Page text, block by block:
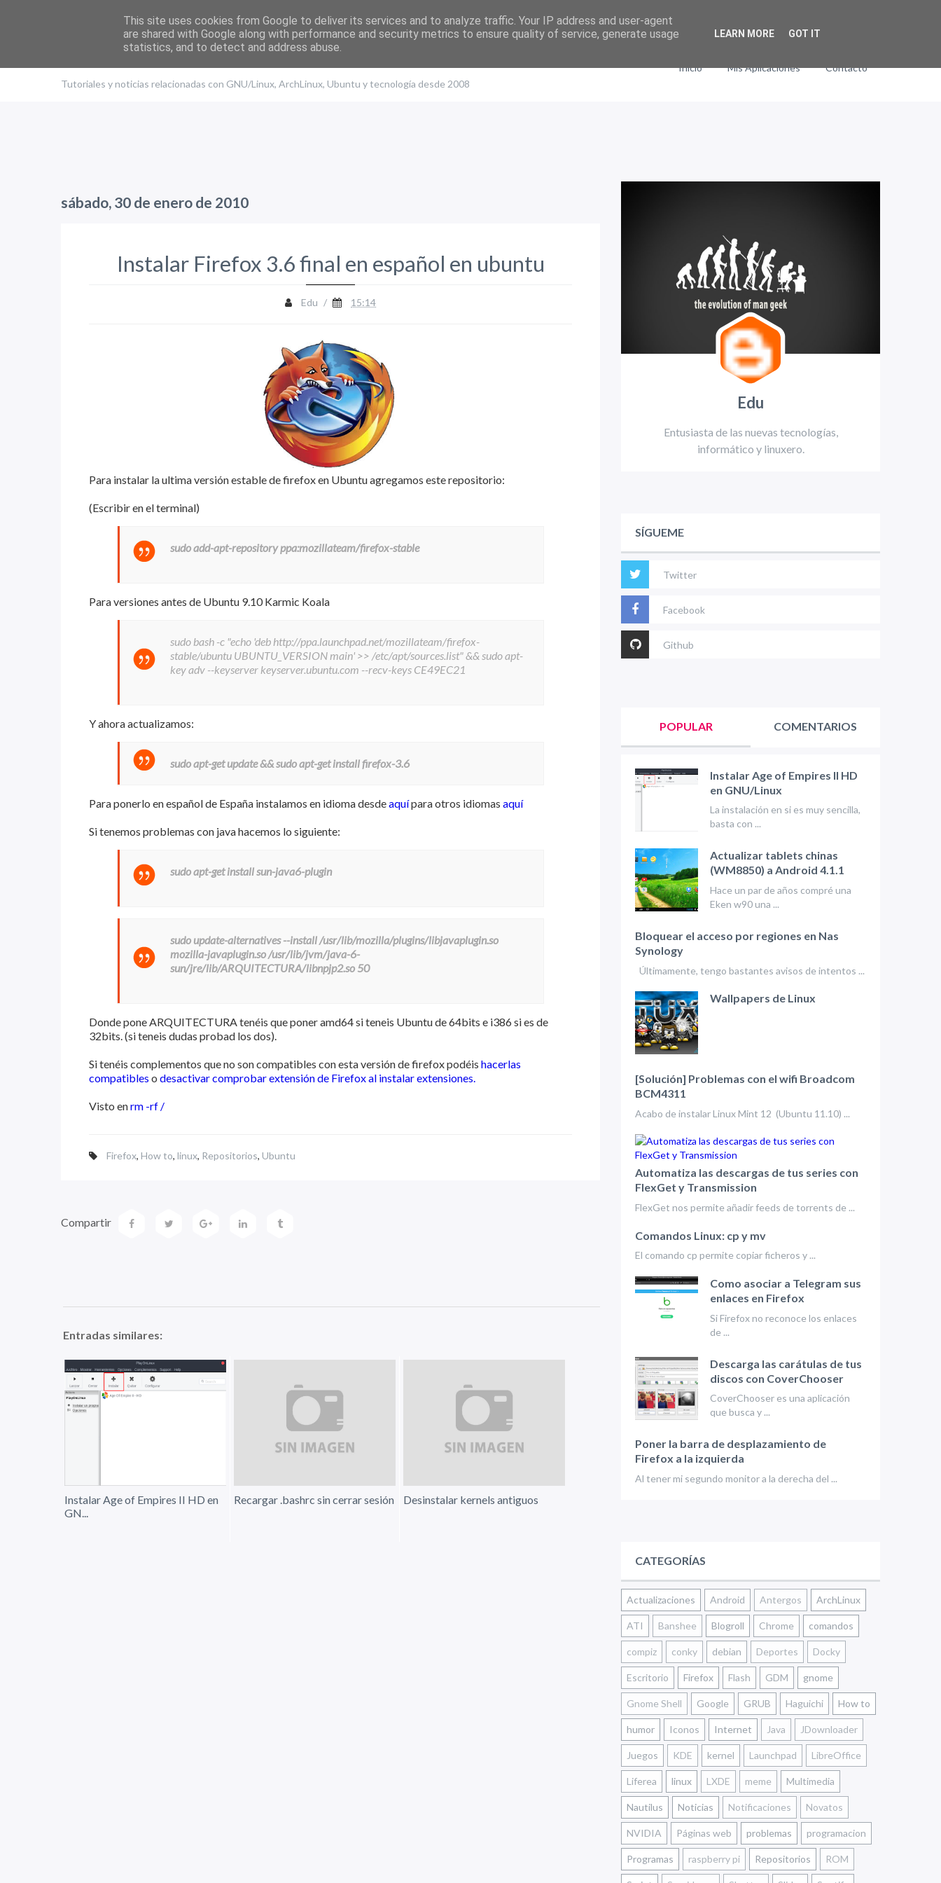
El blog de Edu
Tutoriales y noticias relacionadas con GNU/Linux, ArchLinux, Ubuntu y tecnología desde 2008
Inicio Mis Aplicaciones Contacto
sábado, 30 de enero de 2010
Instalar Firefox 3.6 final en español en ubuntu
Edu / 15:14
Para instalar la ultima versión estable de firefox en Ubuntu agregamos este repositorio:
(Escribir en el terminal)
sudo add-apt-repository ppa:mozillateam/firefox-stable
Para versiones antes de Ubuntu 9.10 Karmic Koala
sudo bash -c "echo 'deb http://ppa.launchpad.net/mozillateam/firefox-
stable/ubuntu UBUNTU_VERSION main' >> /etc/apt/sources.list" && sudo apt-
key adv --keyserver keyserver.ubuntu.com --recv-keys CE49EC21
Y ahora actualizamos:
sudo apt-get update && sudo apt-get install firefox-3.6
Para ponerlo en español de España instalamos en idioma desdeaquípara otros idiomas aquí
Si tenemos problemas con java hacemos lo siguiente:
sudo apt-get install sun-java6-plugin
sudo update-alternatives --install /usr/lib/mozilla/plugins/libjavaplugin.so
mozilla-javaplugin.so /usr/lib/jvm/java-6-
sun/jre/lib/ARQUITECTURA/libnpjp2.so 50
Donde pone ARQUITECTURA tenéis que poner amd64 si teneis Ubuntu de 64bits e i386 si es de
32bits. (si teneis dudas probad los dos).
Si tenéis complementos que no son compatibles con esta versión de firefox podéis hacerlas
compatibles o desactivar comprobar extensión de Firefox al instalar extensiones.
Visto enrm -rf /
Firefox, How to, linux, Repositorios, Ubuntu
Compartir
Entradas similares:
Instalar Age of Empires II HD en
GN...
Recargar .bashrc sin cerrar sesión Desinstalar kernels antiguos
Edu
Entusiasta de las nuevas tecnologías,
informático y linuxero.
SÍGUEME
Twitter
Facebook
Github
POPULAR COMENTARIOS
Instalar Age of Empires II HD
en GNU/Linux
La instalación en si es muy sencilla,
basta con ...
Actualizar tablets chinas
(WM8850) a Android 4.1.1
Hace un par de años compré una
Eken w90 una ...
Bloquear el acceso por regiones en Nas
Synology
Últimamente, tengo bastantes avisos de intentos ...
Wallpapers de Linux
[Solución] Problemas con el wifi Broadcom
BCM4311
Acabo de instalar Linux Mint 12 (Ubuntu 11.10) ...
Automatiza las descargas de tus series con
FlexGet y Transmission
FlexGet nos permite añadir feeds de torrents de ...
Comandos Linux: cp y mv
El comando cp permite copiar ficheros y ...
Como asociar a Telegram sus
enlaces en Firefox
Si Firefox no reconoce los enlaces
de ...
Descarga las carátulas de tus
discos con CoverChooser
CoverChooser es una aplicación
que busca y ...
Poner la barra de desplazamiento de
Firefox a la izquierda
Al tener mi segundo monitor a la derecha del ...
CATEGORÍAS
Actualizaciones Android Antergos ArchLinux
ATI Banshee Blogroll Chrome comandos
compiz conky debian Deportes Docky
Escritorio Firefox Flash GDM gnome
Gnome Shell Google GRUB Haguichi How to
humor Iconos Internet Java JDownloader
Juegos KDE kernel Launchpad LibreOffice
Liferea linux LXDE meme Multimedia
Nautilus Noticias Notificaciones Novatos
NVIDIA Páginas web problemas programacion
Programas raspberry pi Repositorios ROM
This site uses cookies from Google to deliver its services and to analyze traffic. Your IP address and user-agent
are shared with Google along with performance and security metrics to ensure quality of service, generate usage
statistics, and to detect and address abuse.
LEARN MORE GOT IT